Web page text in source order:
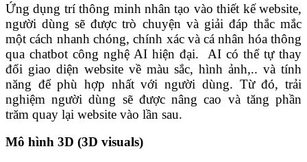
Ứng dụng trí thông minh nhân tạo vào thiết kế website,
người dùng sẽ được trò chuyện và giải đáp thắc mắc
một cách nhanh chóng, chính xác và cá nhân hóa thông
qua chatbot công nghệ AI hiện đại. AI có thể tự thay
đổi giao diện website về màu sắc, hình ảnh,.. và tính
năng để phù hợp nhất với người dùng. Từ đó, trải
nghiệm người dùng sẽ được nâng cao và tăng phần
trăm quay lại website vào lần sau.
Mô hình 3D (3D visuals)